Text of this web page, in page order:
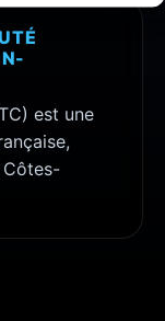
est une
Côtes-